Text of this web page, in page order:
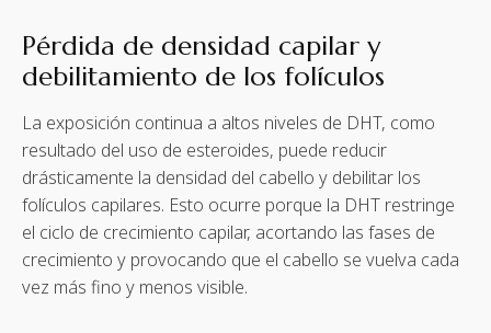
Pérdida de densidad capilar y
debilitamiento de los folículos
La exposición continua a altos niveles de DHT, como
resultado del uso de esteroides, puede reducir
drásticamente la densidad del cabello y debilitar los
folículos capilares. Esto ocurre porque la DHT restringe
el ciclo de crecimiento capilar, acortando las fases de
crecimiento y provocando que el cabello se vuelva cada
vez más fino y menos visible.